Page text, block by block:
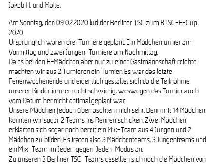
Jakob H. und Malte.
Am Sonntag, den 09.02.2020 lud der Berliner TSC zum BTSC-E-Cup
2020.
Ursprünglich waren drei Turniere geplant. Ein Mädchenturnier am
Vormittag und zwei Jungen-Turniere am Nachmittag.
Da es bei den E-Mädchen aber nur zu einer Gastmannschaft reichte
machten wir aus 2 Turnieren ein Turnier. Es war das letzte
Ferienwochenende und eigentlich gestaltet sich da die Teilnahme
unserer Kinder immer recht schwierig, weswegen das Turnier auch
vom Datum her nicht optimal geplant war.
Unsere Mädchen jedoch überraschten mich sehr. Denn mit 14 Mädchen
konnten wir sogar 2 Teams ins Rennen schicken. Zwei Mädchen
erklärten sich sogar noch bereit ein Mix-Team aus 4 Jungen und 2
Mädchen zu bilden. Es traten also 3 Mädchenteams, 3 Jungenteams und
ein Mix-Team im Jeder-gegen-Jeden-Modus an.
Zu unseren 3 Berliner TSC-Teams gesellten sich noch die Mädchen von